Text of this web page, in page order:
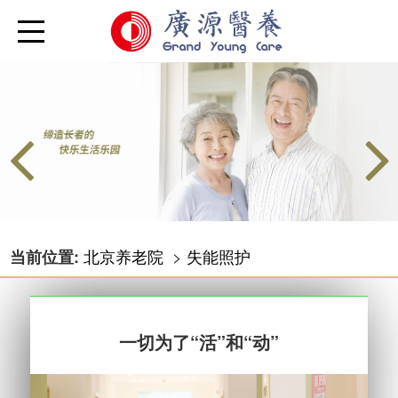
当前位置: 北京养老院 > 失能照护
一切为了“活”和“动”